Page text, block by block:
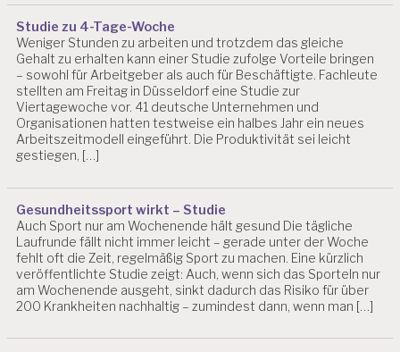
Studie zu 4-Tage-Woche
Weniger Stunden zu arbeiten und trotzdem das gleiche
Gehalt zu erhalten kann einer Studie zufolge Vorteile bringen
– sowohl für Arbeitgeber als auch für Beschäftigte. Fachleute
stellten am Freitag in Düsseldorf eine Studie zur
Viertagewoche vor. 41 deutsche Unternehmen und
Organisationen hatten testweise ein halbes Jahr ein neues
Arbeitszeitmodell eingeführt. Die Produktivität sei leicht
gestiegen, […]
Gesundheitssport wirkt – Studie
Auch Sport nur am Wochenende hält gesund Die tägliche
Laufrunde fällt nicht immer leicht – gerade unter der Woche
fehlt oft die Zeit, regelmäßig Sport zu machen. Eine kürzlich
veröffentlichte Studie zeigt: Auch, wenn sich das Sporteln nur
am Wochenende ausgeht, sinkt dadurch das Risiko für über
200 Krankheiten nachhaltig – zumindest dann, wenn man […]